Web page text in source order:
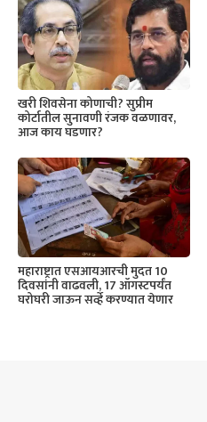
खरी शिवसेना कोणाची? सुप्रीम
कोर्टातील सुनावणी रंजक वळणावर,
आज काय घडणार?
महाराष्ट्रात एसआयआरची मुदत 10
दिवसांनी वाढवली, 17 ऑगस्टपर्यंत
घरोघरी जाऊन सर्व्हे करण्यात येणार